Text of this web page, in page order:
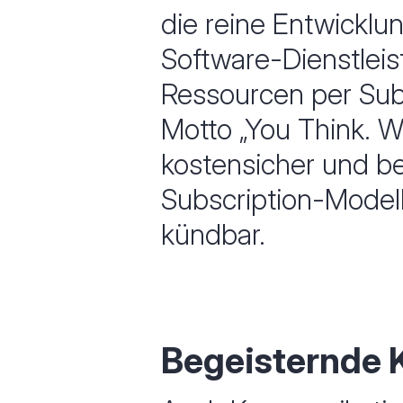
die reine
Software-
Ressourcen per
Motto „You Think.
kostensicher und
Subscription-
kündbar.
Begeisternde